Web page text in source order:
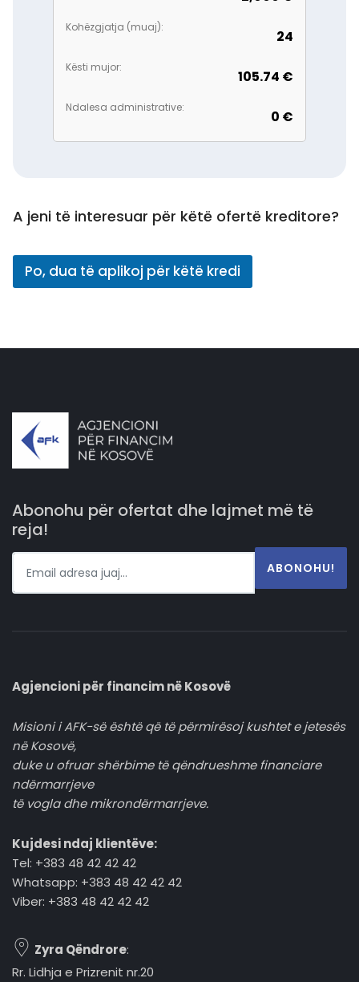
Kohëzgjatja (muaj):
24
Kësti mujor:
105.74 €
Ndalesa administrative:
0 €
A jeni të interesuar për këtë ofertë kreditore?
Po, dua të aplikoj për këtë kredi
Abonohu për ofertat dhe lajmet më të
reja!
ABONOHU!
Agjencioni për financim në Kosovë
Misioni i AFK-së është që të përmirësoj kushtet e jetesës
në Kosovë,
duke u ofruar shërbime të qëndrueshme financiare
ndërmarrjeve
të vogla dhe mikrondërmarrjeve.
Kujdesi ndaj klientëve:
Tel: +383 48 42 42 42
Whatsapp: +383 48 42 42 42
Viber: +383 48 42 42 42
Zyra Qëndrore:
Rr. Lidhja e Prizrenit nr.20